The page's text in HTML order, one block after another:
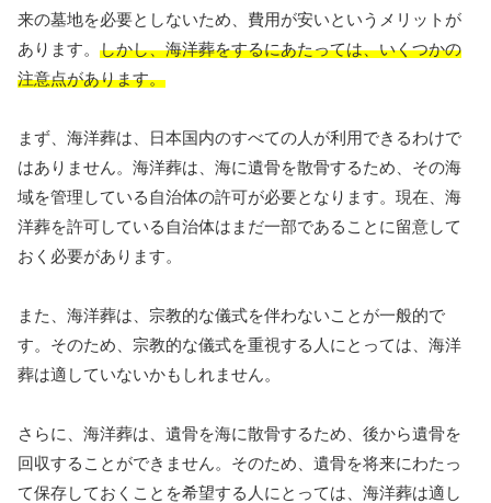
来の墓地を必要としないため、費用が安いというメリットが
あります。 しかし、海洋葬をするにあたっては、いくつかの
注意点があります。
まず、海洋葬は、日本国内のすべての人が利用できるわけで
はありません。海洋葬は、海に遺骨を散骨するため、その海
域を管理している自治体の許可が必要となります。現在、海
洋葬を許可している自治体はまだ一部であることに留意して
おく必要があります。
また、海洋葬は、宗教的な儀式を伴わないことが一般的で
す。そのため、宗教的な儀式を重視する人にとっては、海洋
葬は適していないかもしれません。
さらに、海洋葬は、遺骨を海に散骨するため、後から遺骨を
回収することができません。そのため、遺骨を将来にわたっ
て保存しておくことを希望する人にとっては、海洋葬は適し